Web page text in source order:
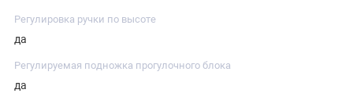
Регулировка ручки по высоте
да
Регулируемая подножка прогулочного блока
да